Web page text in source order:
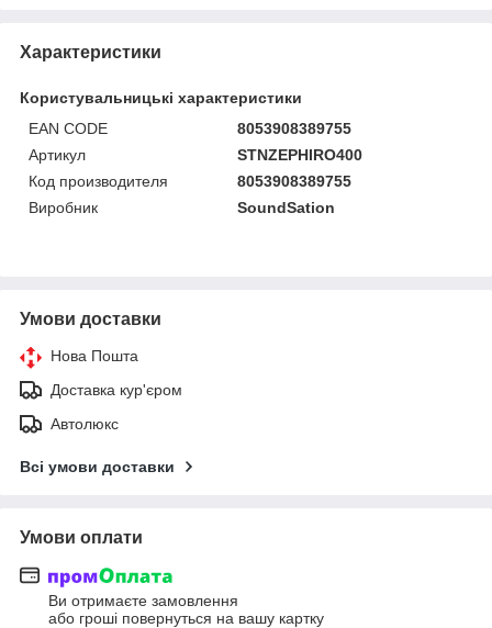
Характеристики
Користувальницькі характеристики
EAN CODE
8053908389755
Артикул
STNZEPHIRO400
Код производителя
8053908389755
Виробник
SoundSation
Умови доставки
Нова Пошта
Доставка кур'єром
Автолюкс
Всі умови доставки
Умови оплати
Ви отримаєте замовлення
або гроші повернуться на вашу картку